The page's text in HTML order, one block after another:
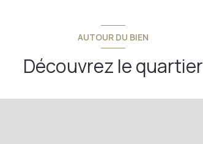
AUTOUR DU BIEN
Découvrez le quartier